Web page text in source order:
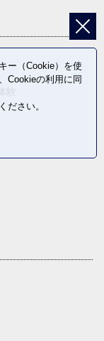
ー（Cookie）を使
Cookieの利用に同
ださい。